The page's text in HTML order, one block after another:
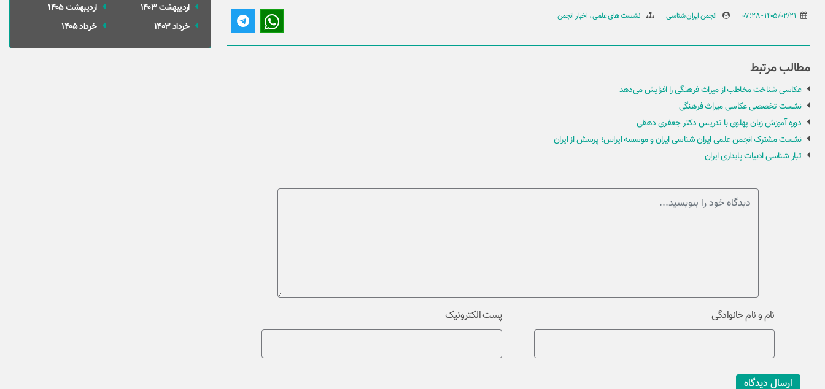
ارديبهشت 1403
خرداد 1403
ارديبهشت 1405
خرداد 1405
انجمن ایران شناسی نشست های علمی اخبار انجمن
مطالب مرتبط
عکاسی شناخت مخاطب از میراث فرهنگی را افزایش می‌دهد
نشست تخصصی عکاسی میراث فرهنگی
دوره آموزش زبان پهلوی با تدریس دکتر جعفری دهقی
نشست مشترک انجمن علمی ایران شناسی ایران و موسسه ایراس؛ پرسش از ایران
تبار شناسی ادبیات پایداری ایران
نام و نام خانوادگی پست الکترونیک
ارسال دیدگاه